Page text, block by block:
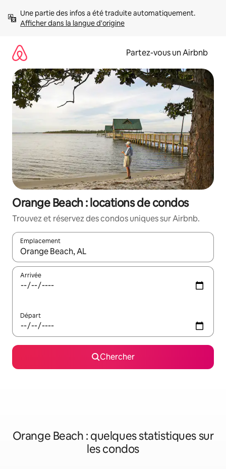
directement
Afficher dans la langue d'origine
Partez-vous un Airbnb
Orange Beach : locations de condos
Trouvez et réservez des condos uniques sur Airbnb.
Emplacement
Quand les résultats sont affichés, parcourez-les en utilisant
Arrivée
Départ
Chercher
Orange Beach : quelques statistiques sur
les condos